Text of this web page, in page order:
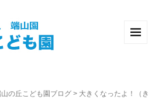
の丘こども園ブログ > 大きくなったよ！（き